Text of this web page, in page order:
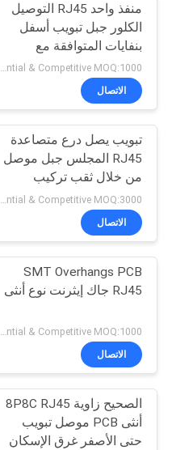
اطلب
اقتباس
خريطة
الموقع
سياسة
الخصوصية
منفذ واحد RJ45 التوصيل
الكلور جبل تبويب أسفل
بنفايات المتوافقة مع
الأصفر / الأخضر LED
Preferential & Competitive MOQ:1000
الاتصال
تبويب يصل درع متصاعدة
RJ45 المجلس جبل موصل
من خلال ثقب تركيب
الكلور
Preferential & Competitive MOQ:3000
الاتصال
SMT Overhangs PCB
RJ45 جاك إيثرنت نوع أنثى
الاتصال
الصحيح زاوية 8P8C RJ45
أنثى PCB موصل تبويب
حتى الأصفر غرق الإسكان